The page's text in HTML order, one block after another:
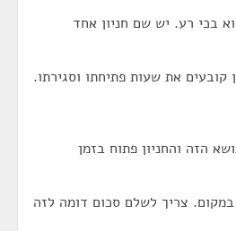
בכי רע. יש שם חניון אחד
קובעים את שעות פתיחתו וסגירתו.
הזה והחניון פתוח בזמן
צריך לשלם סכום דומה לזה